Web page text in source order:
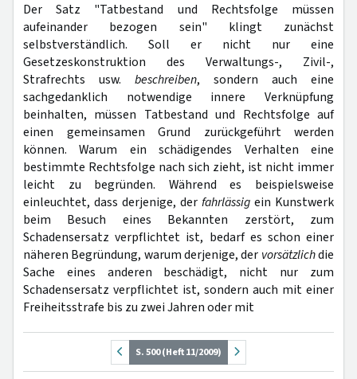
Der Satz "Tatbestand und Rechtsfolge müssen
aufeinander bezogen sein" klingt zunächst
selbstverständlich. Soll er nicht nur eine
Gesetzeskonstruktion des Verwaltungs-, Zivil-,
Strafrechts usw. beschreiben, sondern auch eine
sachgedanklich notwendige innere Verknüpfung
beinhalten, müssen Tatbestand und Rechtsfolge auf
einen gemeinsamen Grund zurückgeführt werden
können. Warum ein schädigendes Verhalten eine
bestimmte Rechtsfolge nach sich zieht, ist nicht immer
leicht zu begründen. Während es beispielsweise
einleuchtet, dass derjenige, der fahrlässig ein Kunstwerk
beim Besuch eines Bekannten zerstört, zum
Schadensersatz verpflichtet ist, bedarf es schon einer
näheren Begründung, warum derjenige, der vorsätzlichdie
Sache eines anderen beschädigt, nicht nur zum
Schadensersatz verpflichtet ist, sondern auch mit einer
Freiheitsstrafe bis zu zwei Jahren oder mit
S. 500 (Heft 11/2009)